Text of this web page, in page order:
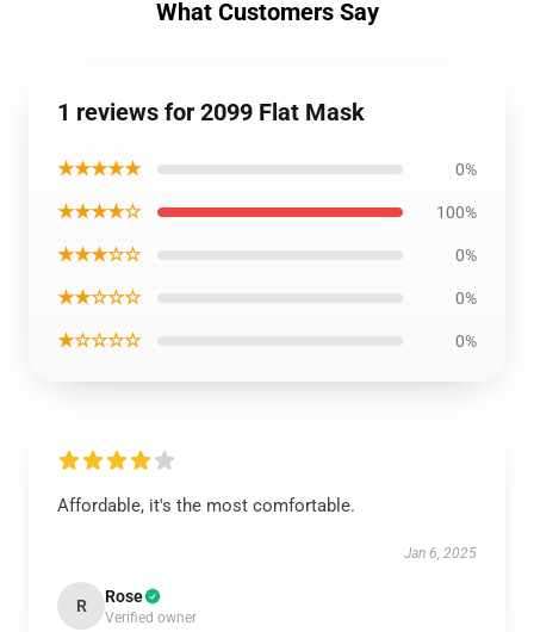
What Customers Say
1 reviews for 2099 Flat Mask
★★★★★ 0%
★★★★☆ 100%
★★★☆☆ 0%
★★☆☆☆ 0%
★☆☆☆☆ 0%
Affordable, it's the most comfortable.
Jan 6, 2025
R Rose
Verified owner